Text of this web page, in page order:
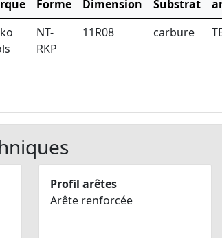
Forme Dimension Substrat
NT-
RKP
11R08 carbure
Profil arêtes
Arête renforcée